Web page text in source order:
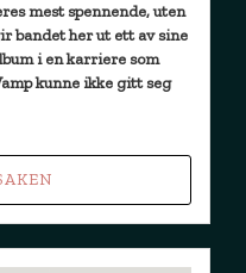
mest spennende, uten
bandet her ut ett av sine
i en karriere som
kunne ikke gitt seg